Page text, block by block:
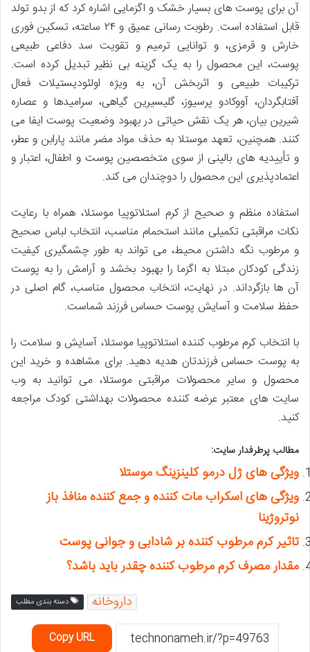
آن برای پوست های بسیار خشک و اگزمایی اشاره کرد که از بدو تولد
قابل استفاده است. رطوبت رسانی عمیق و ۲۴ ساعته، تسکین فوری
خارش و قرمزی، و توانایی ترمیم و تقویت سد دفاعی طبیعی
پوست، این محصول را به یک گزینه بی نظیر تبدیل کرده است.
ترکیبات طبیعی و اثربخش آن، به ویژه اولئودیستیلات فعال
آفتابگردان، آووکادو پرسیوز، گلیسیرین گیاهی، سرامیدها و عصاره
شیرین بیان، هر یک نقش حیاتی در بهبود وضعیت پوست ایفا می
کنند. همچنین، تعهد موستلا به حذف مواد مضر مانند پارابن و عطر،
و تأییدیه های بالینی از سوی متخصصین پوست و اطفال، اعتبار و
اعتمادپذیری این محصول را دوچندان می کند.
استفاده منظم و صحیح از کرم استلاتوپیا موستلا، همراه با رعایت
نکات مراقبتی تکمیلی مانند استحمام مناسب، انتخاب لباس صحیح
و مرطوب نگه داشتن محیط، می تواند به طور چشمگیری کیفیت
زندگی کودکان مبتلا به اگزما را بهبود بخشد و آرامش را به پوست
آن ها بازگرداند. در نهایت، انتخاب محصول مناسب، گام اصلی در
حفظ سلامت و آسایش پوست حساس فرزند شماست.
با انتخاب کرم مرطوب کننده استلاتوپیا موستلا، آسایش و سلامت را
به پوست حساس فرزندتان هدیه دهید. برای مشاهده و خرید این
محصول و سایر محصولات مراقبتی موستلا، می توانید به وب
سایت های معتبر عرضه کننده محصولات بهداشتی کودک مراجعه
کنید.
مطالب پرطرفدار سایت:
ویژگی های ژل درمو کلینزینگ موستلا
ویژگی های اسکراب مات کننده و جمع کننده منافذ باز
نوتروژینا
تاثیر کرم مرطوب کننده بر شادابی و جوانی پوست
مقدار مصرف کرم مرطوب کننده چقدر باید باشد؟
دسته بندی مطلب داروخانه
Copy URL